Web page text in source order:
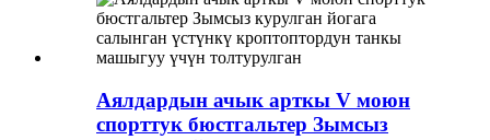
Аялдардын ачык арткы V моюн
спорттук бюстгальтер Зымсыз